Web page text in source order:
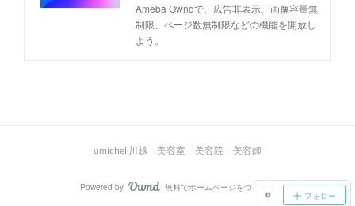
Ameba Owndで、広告非表示、画像容量無
制限、ページ数無制限などの機能を開放し
よう。
フォロー
umichel 川越 美容室 美容院 美容師
Powered by AmebaOwnd
無料でホームページをつくろう